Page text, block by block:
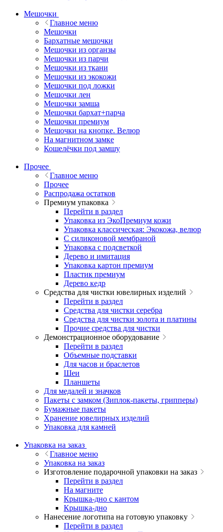
Мешочки
Главное меню
Мешочки
Бархатные мешочки
Мешочки из органзы
Мешочки из парчи
Мешочки из ткани
Мешочки из экокожи
Мешочки под ложки
Мешочки лен
Мешочки замша
Мешочки бархат+парча
Мешочки премиум
Мешочки на кнопке. Велюр
На магнитном замке
Кошелёчки под замшу
Прочее
Главное меню
Прочее
Распродажа остатков
Премиум упаковка
Перейти в раздел
Упаковка из ЭкоПремиум кожи
Упаковка классическая: Экокожа, велюр
С силиконовой мембраной
Упаковка с подсветкой
Дерево и имитация
Упаковка картон премиум
Пластик премиум
Дерево кедр
Средства для чистки ювелирных изделий
Перейти в раздел
Средства для чистки серебра
Средства для чистки золота и платины
Прочие средства для чистки
Демонстрационное оборудование
Перейти в раздел
Объемные подставки
Для часов и браслетов
Шеи
Планшеты
Для медалей и значков
Пакеты с замком (Зиплок-пакеты, грипперы)
Бумажные пакеты
Хранение ювелирных изделий
Упаковка для камней
Упаковка на заказ
Главное меню
Упаковка на заказ
Изготовление подарочной упаковки на заказ
Перейти в раздел
На магните
Крышка-дно с кантом
Крышка-дно
Нанесение логотипа на готовую упаковку
Перейти в раздел